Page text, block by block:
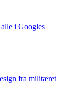
i Googles
fra militæret